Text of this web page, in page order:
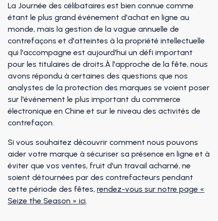
La Journée des célibataires est bien connue comme
étant le plus grand événement d'achat en ligne au
monde, mais la gestion de la vague annuelle de
contrefaçons et d'atteintes à la propriété intellectuelle
qui l'accompagne est aujourd'hui un défi important
pour les titulaires de droits.À l'approche de la fête, nous
avons répondu à certaines des questions que nos
analystes de la protection des marques se voient poser
sur l'événement le plus important du commerce
électronique en Chine et sur le niveau des activités de
contrefaçon.
Si vous souhaitez découvrir comment nous pouvons
aider votre marque à sécuriser sa présence en ligne et à
éviter que vos ventes, fruit d'un travail acharné, ne
soient détournées par des contrefacteurs pendant
cette période des fêtes, rendez-vous sur notre page «
Seize the Season » ici.